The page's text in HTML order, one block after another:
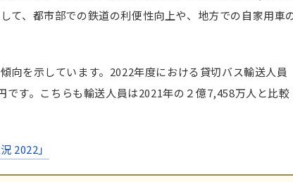
てM&Aを成功させましょう
て、都市部での鉄道の利便性向上や、地方での自家用車
向を示しています。2022年度における貸切バス輸送人員
す。こちらも輸送人員は2021年の２億7,458万人と比較
2022」